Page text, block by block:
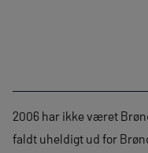
2006 har ikke været
faldt uheldigt ud for